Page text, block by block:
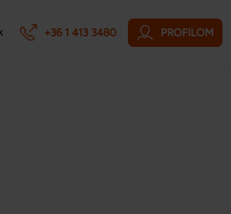
+36 1 413 3480 PROFILOM